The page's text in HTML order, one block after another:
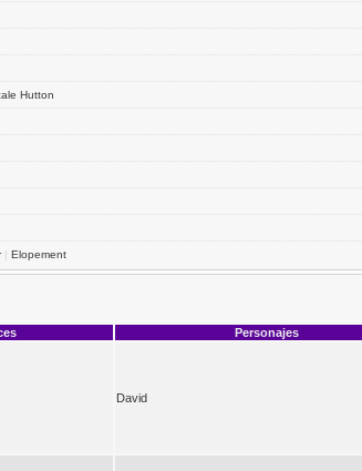
Hutton
| Elopement
Personajes
David